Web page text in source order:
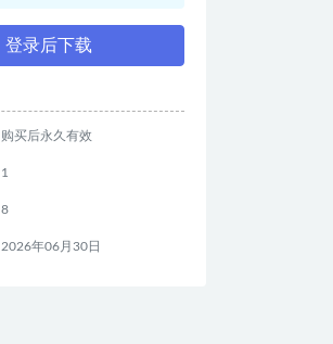
登录后下载
购买后永久有效
1
8
2026年06月30日